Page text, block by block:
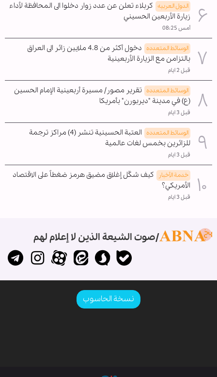
الدول العربیه كربلاء تعلن عن عدد زوار دخلوا الى المحافظة لأداء
زيارة الأربعين الحسيني
أمس 08:25
الوسائط المتعدده
دخول أكثر من 4.8 ملايين زائر الى العراق
بالتزامن مع الزيارة الأربعينية
قبل 2 ايام
الوسائط المتعدده تقرير مصور/ مسيرة أربعينية الإمام الحسين
(ع) في مدينة "ديربورن" بأمريكا
قبل 3 ايام
الوسائط المتعدده
العتبة الحسينية تنشر (4) مراكز ترجمة
للزائرين بخمس لغات عالمية
قبل 3 ايام
خدمة الأخبار
كيف شكّل إغلاق مضيق هرمز ضغطاً على الاقتصاد
الأمريكي؟
قبل 3 ايام
صوت الشيعة الذين لا إعلام لهم
نسخة الحاسوب